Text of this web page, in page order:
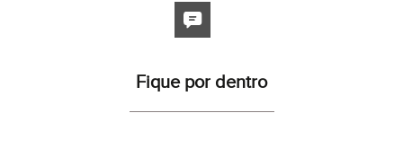
Fique por dentro